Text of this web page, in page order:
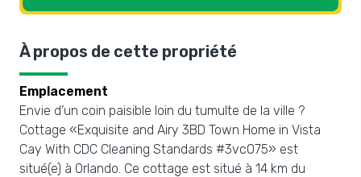
À propos de cette propriété
Emplacement
Envie d’un coin paisible loin du tumulte de la ville ?
Cottage «Exquisite and Airy 3BD Town Home in Vista
Cay With CDC Cleaning Standards #3vc075» est
situé(e) à Orlando. Ce cottage est situé à 14 km du